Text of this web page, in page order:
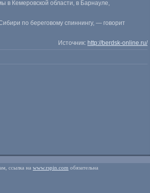
в Кемеровской области, в Барнауле,
по береговому спиннингу, — говорит
Источник: http://berdsk-online.ru/
ссылка на www.rspin.com обязательна